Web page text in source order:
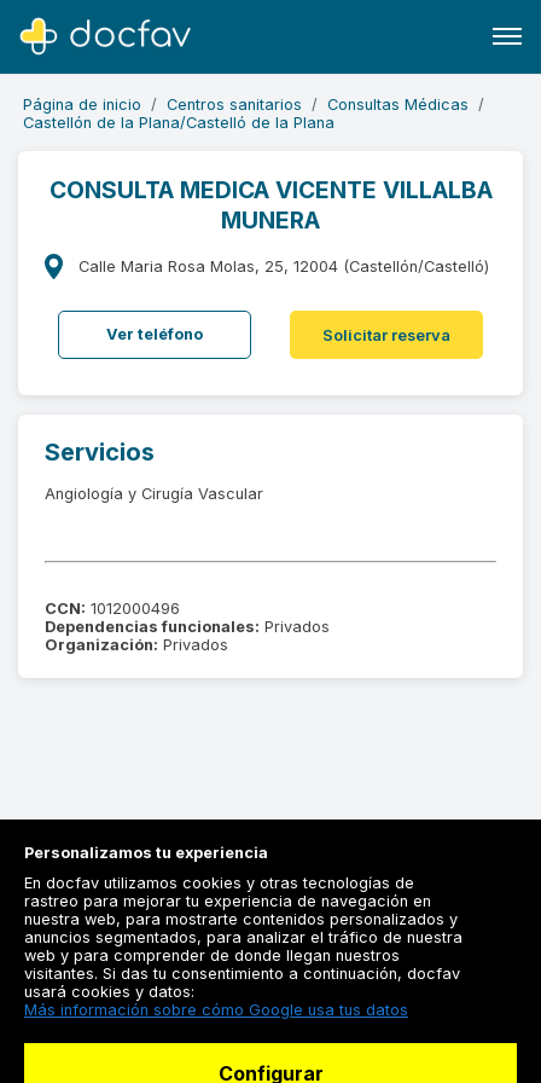
Buscar
Software para clínicas
Soporte
¿Eres un doctor?
Página de inicio Centros sanitarios
Consultas Médicas
Castellón de la Plana/Castelló de la Plana
CONSULTA MEDICA VICENTE VILLALBA
MUNERA
Calle Maria Rosa Molas, 25, 12004 (Castellón/Castelló)
Ver teléfono Solicitar reserva
Servicios
Angiología y Cirugía Vascular
CCN: 1012000496
Dependencias funcionales: Privados
Organización: Privados
Registrarse
Docfav
Personalizamos tu experiencia
En docfav utilizamos cookies y otras tecnologías de
rastreo para mejorar tu experiencia de navegación en
nuestra web, para mostrarte contenidos personalizados y
anuncios segmentados, para analizar el tráfico de nuestra
web y para comprender de donde llegan nuestros
visitantes. Si das tu consentimiento a continuación, docfav
usará cookies y datos:
Más información sobre cómo Google usa tus datos
Configurar